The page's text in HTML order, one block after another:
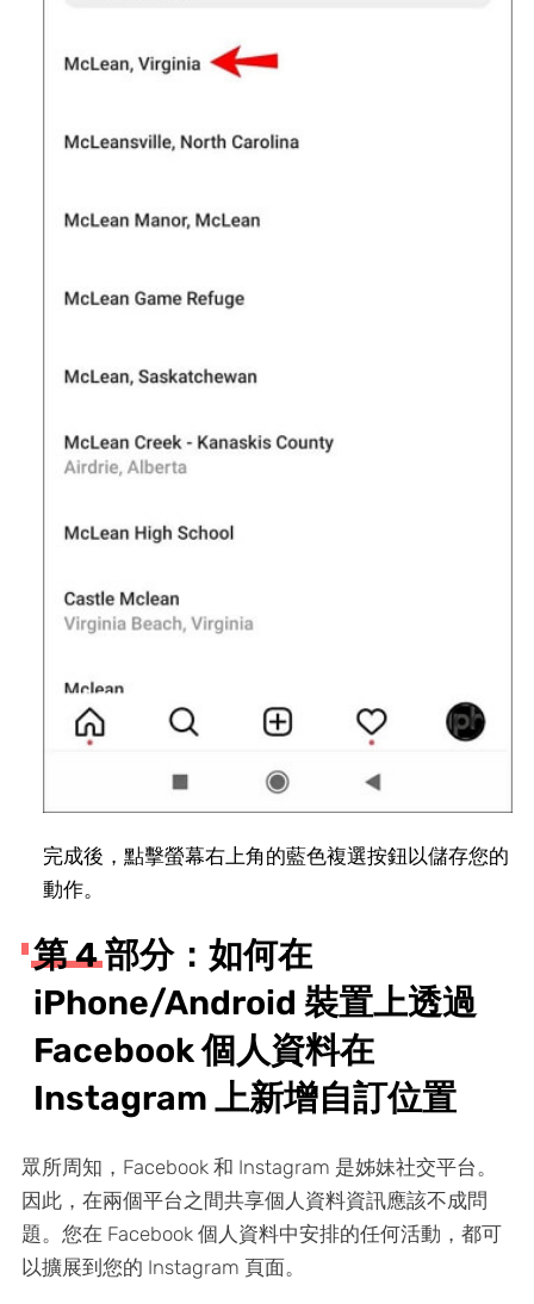
完成後，點擊螢幕右上角的藍色複選按鈕以儲存您的
動作。
第 4 部分：如何在
iPhone/Android 裝置上透過
Facebook 個人資料在
Instagram 上新增自訂位置
眾所周知，Facebook 和 Instagram 是姊妹社交平台。
因此，在兩個平台之間共享個人資料資訊應該不成問
題。您在 Facebook 個人資料中安排的任何活動，都可
以擴展到您的 Instagram 頁面。